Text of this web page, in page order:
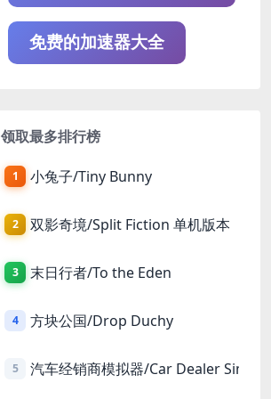
免费的加速器大全
领取最多排行榜
1 小兔子/Tiny Bunny
2 双影奇境/Split Fiction 单机版本
3 末日行者/To the Eden
4 方块公国/Drop Duchy
5 汽车经销商模拟器/Car Dealer